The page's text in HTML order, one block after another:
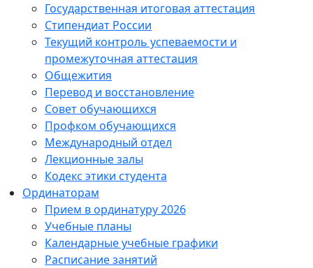
Государственная итоговая аттестация
Стипендиат России
Текущий контроль успеваемости и
промежуточная аттестация
Общежития
Перевод и восстановление
Совет обучающихся
Профком обучающихся
Международный отдел
Лекционные залы
Кодекс этики студента
Ординаторам
Прием в ординатуру 2026
Учебные планы
Календарные учебные графики
Расписание занятий